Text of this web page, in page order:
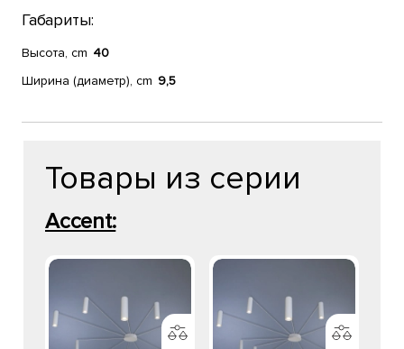
Габариты:
Высота, cm 40
Ширина (диаметр), cm 9,5
Товары из серии
Accent: